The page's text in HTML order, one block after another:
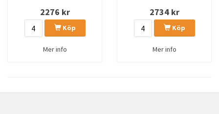
2276 kr
Köp
Mer info
2734kr
Köp
Mer info